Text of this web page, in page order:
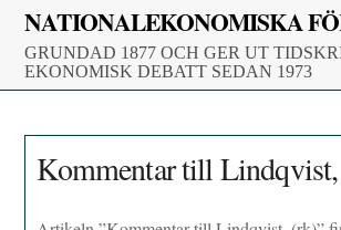
Skip
content
NATIONALEKONOMISKA
GRUNDAD 1877 OCH GER UT
EKONOMISK DEBATT SEDAN 1973
Kommentar till